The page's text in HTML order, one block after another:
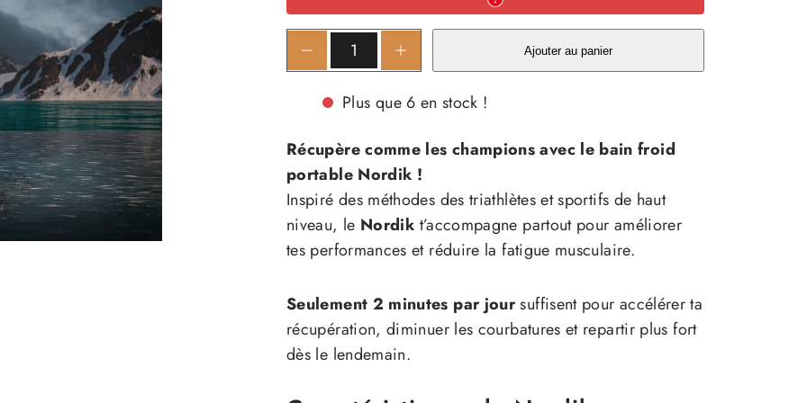
la
quantité
Icebath
Nordik
Augmenter
la
quantité
Icebath
Nordik
Ajouter au panier
Plus que 6 en stock !
Récupère comme les champions avec le bain froid
portable Nordik !
Inspiré des méthodes des triathlètes et sportifs de haut
niveau, le Nordik t’accompagne partout pour améliorer
tes performances et réduire la fatigue musculaire.
Seulement 2 minutes par joursuffisent pour accélérer ta
récupération, diminuer les courbatures et repartir plus fort
dès le lendemain.